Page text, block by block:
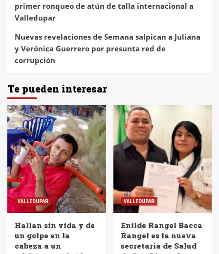
primer ronqueo de atún de talla internacional a
Valledupar
Nuevas revelaciones de Semana salpican a Juliana
y Verónica Guerrero por presunta red de
corrupción
Te pueden interesar
VALLEDUPAR
Hallan sin vida y de
un golpe en la
cabeza a un
VALLEDUPAR
Enilde Rangel Bacca
Rangel es la nueva
secretaria de Salud